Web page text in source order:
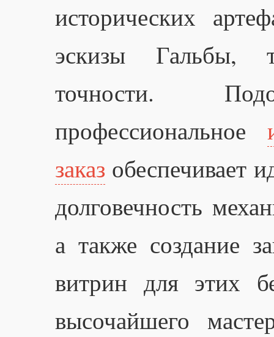
исторических
эскизы Гальбы,
точности.
профессиональное
заказ обеспечивает
долговечность
а также создание
витрин для этих
высочайшего